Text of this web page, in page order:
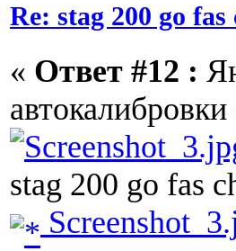
Re: stag 200 go
« Ответ #12 :
stag 200 go fas